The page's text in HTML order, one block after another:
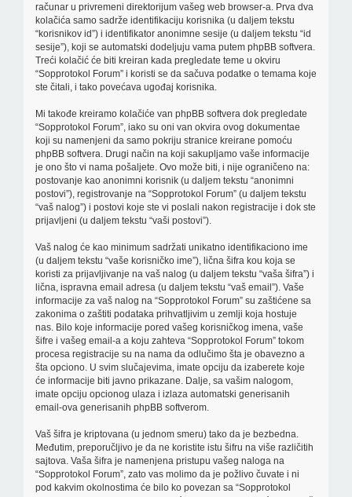
računar u privremeni direktorijum vašeg web browser-a. Prva dva
kolačića samo sadrže identifikaciju korisnika (u daljem tekstu
“korisnikov id”) i identifikator anonimne sesije (u daljem tekstu “id
sesije”), koji se automatski dodeljuju vama putem phpBB softvera.
Treći kolačić će biti kreiran kada pregledate teme u okviru
“Sopprotokol Forum” i koristi se da sačuva podatke o temama koje
ste čitali, i tako povećava ugođaj korisnika.
Mi takođe kreiramo kolačiće van phpBB softvera dok pregledate
“Sopprotokol Forum”, iako su oni van okvira ovog dokumentae
koji su namenjeni da samo pokriju stranice kreirane pomoću
phpBB softvera. Drugi način na koji sakupljamo vaše informacije
je ono što vi nama pošaljete. Ovo može biti, i nije ograničeno na:
postovanje kao anonimni korisnik (u daljem tekstu “anonimni
postovi”), registrovanje na “Sopprotokol Forum” (u daljem tekstu
“vaš nalog”) i postovi koje ste vi poslali nakon registracije i dok ste
prijavljeni (u daljem tekstu “vaši postovi”).
Vaš nalog će kao minimum sadržati unikatno identifikaciono ime
(u daljem tekstu “vaše korisničko ime”), lična šifra kou koja se
koristi za prijavljivanje na vaš nalog (u daljem tekstu “vaša šifra”) i
lična, ispravna email adresa (u daljem tekstu “vaš email”). Vaše
informacije za vaš nalog na “Sopprotokol Forum” su zaštićene sa
zakonima o zaštiti podataka prihvatljivim u zemlji koja hostuje
nas. Bilo koje informacije pored vašeg korisničkog imena, vaše
šifre i vašeg email-a a koju zahteva “Sopprotokol Forum” tokom
procesa registracije su na nama da odlučimo šta je obavezno a
šta opciono. U svim slučajevima, imate opciju da izaberete koje
će informacije biti javno prikazane. Dalje, sa vašim nalogom,
imate opciju opcionog ulaza i izlaza automatski generisanih
email-ova generisanih phpBB softverom.
Vaš šifra je kriptovana (u jednom smeru) tako da je bezbedna.
Međutim, preporučljivo je da ne koristite istu šifru na više različitih
sajtova. Vaša šifra je namenjena pristupu vašeg naloga na
“Sopprotokol Forum”, zato vas molimo da je požlivo čuvate i ni
pod kakvim okolnostima će bilo ko povezan sa “Sopprotokol